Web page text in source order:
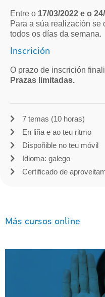
Entre o 17/03/2022 e o
Para a súa realización se
todos os días da semana.
Inscrición
O prazo de inscrición
Prazas limitadas.
7 temas (10 horas)
En liña e ao teu ritmo
Dispoñible no teu móvil
Idioma: galego
Certificado de
Más cursos online